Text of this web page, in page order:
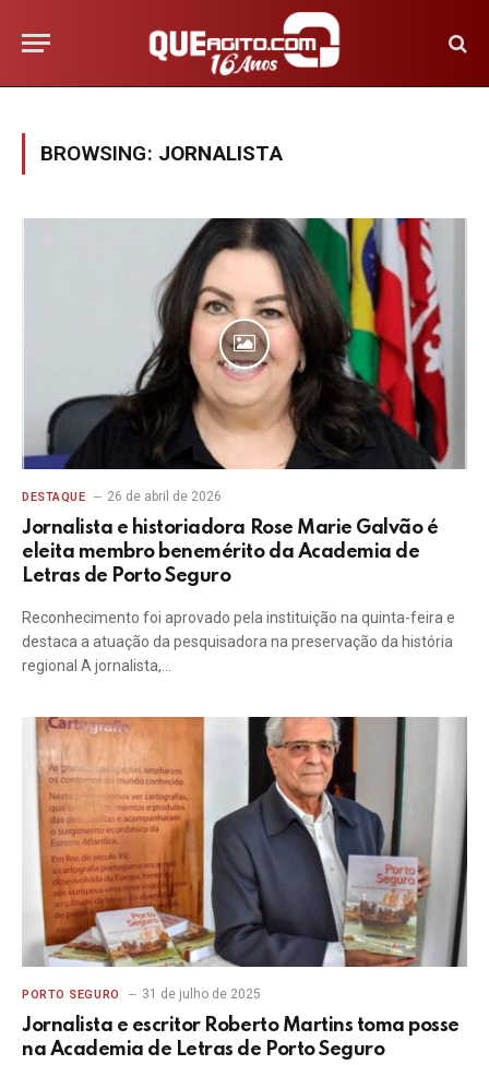
BROWSING: JORNALISTA
DESTAQUE 26 de abril de 2026
Jornalista e historiadora Rose Marie Galvão é
eleita membro benemérito da Academia de
Letras de Porto Seguro
Reconhecimento foi aprovado pela instituição na quinta-feira e
destaca a atuação da pesquisadora na preservação da história
regional A jornalista,…
PORTO SEGURO 31 de julho de 2025
Jornalista e escritor Roberto Martins toma posse
na Academia de Letras de Porto Seguro